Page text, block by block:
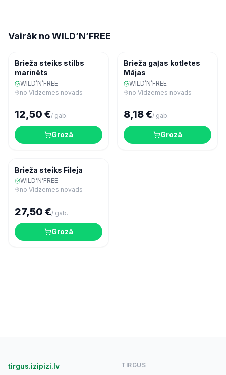
Vairāk noWILD’N’FREE
Brieža steiks stilbs
marinēts
WILD’N’FREE
no Vidzemes novads
12,50 €/ gab.
Grozā
Saldēta pārtika
Brieža gaļas kotletes
Mājas
WILD’N’FREE
no Vidzemes novads
8,18 €/ gab.
Grozā
Brieža steiks Fileja
WILD’N’FREE
no Vidzemes novads
27,50 €/ gab.
Grozā
tirgus.izipizi.lv TIRGUS